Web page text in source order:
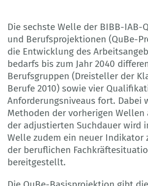
Die sechste Welle der BIBB-
und Berufsprojektionen (QuBe-
die Entwicklung des
bedarfs bis zum Jahr 2040
Berufsgruppen (Dreisteller der
Berufe 2010) sowie vier
Anforderungsniveaus fort. Dabei
Methoden der vorherigen Wellen
der adjustierten Suchdauer wird
Welle zudem ein neuer Indikator
der beruflichen
bereitgestellt.